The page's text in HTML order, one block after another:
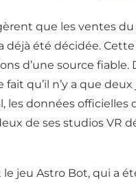
que les ventes
été décidée.
d’une source fiable.
qu’il n’y a que
les données
de ses studios VR
jeu Astro Bot, qui a